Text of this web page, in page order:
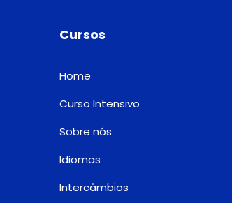
Cursos
Home
Curso Intensivo
Sobre nós
Idiomas
Intercâmbios